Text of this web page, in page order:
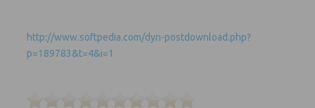
http://www.softpedia.com/dyn-postdownload.php?
p=189783&t=4&i=1